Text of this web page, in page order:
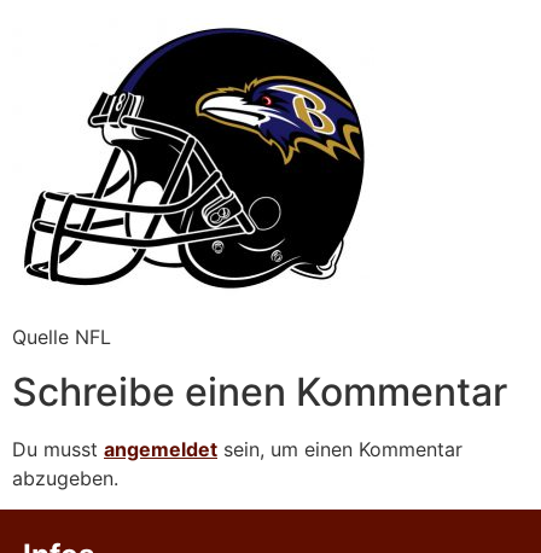
Quelle NFL
Schreibe einen Kommentar
Du musst angemeldet sein, um einen Kommentar
abzugeben.